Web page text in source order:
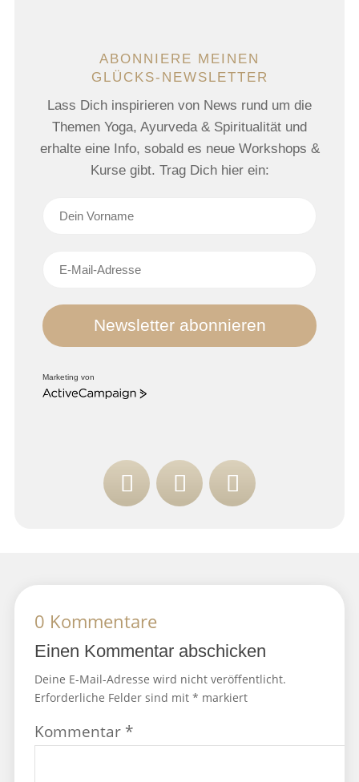
ABONNIERE MEINEN
GLÜCKS-NEWSLETTER
Lass Dich inspirieren von News rund um die
Themen Yoga, Ayurveda & Spiritualität und
erhalte eine Info, sobald es neue Workshops &
Kurse gibt. Trag Dich hier ein:
Newsletter abonnieren
Marketing von
ActiveCampaign
0 Kommentare
Einen Kommentar abschicken
Deine E-Mail-Adresse wird nicht veröffentlicht.
Erforderliche Felder sind mit * markiert
Kommentar *